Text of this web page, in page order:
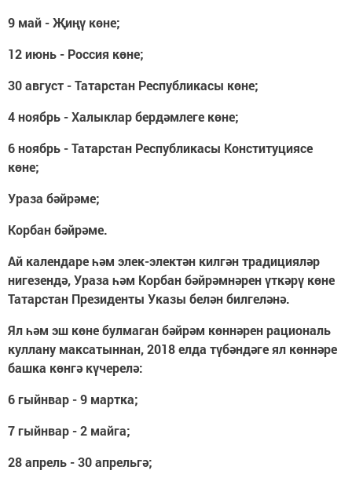
9 май - Җиңү көне;
12 июнь - Россия көне;
30 август - Татарстан Республикасы көне;
4 ноябрь - Халыклар бердәмлеге көне;
6 ноябрь - Татарстан Республикасы Конституциясе
көне;
Ураза бәйрәме;
Корбан бәйрәме.
Ай календаре һәм элек-электән килгән традицияләр
нигезендә, Ураза һәм Корбан бәйрәмнәрен үткәрү көне
Татарстан Президенты Указы белән билгеләнә.
Ял һәм эш көне булмаган бәйрәм көннәрен рациональ
куллану максатыннан, 2018 елда түбәндәге ял көннәре
башка көнгә күчерелә:
6 гыйнвар - 9 мартка;
7 гыйнвар - 2 майга;
28 апрель - 30 апрельгә;